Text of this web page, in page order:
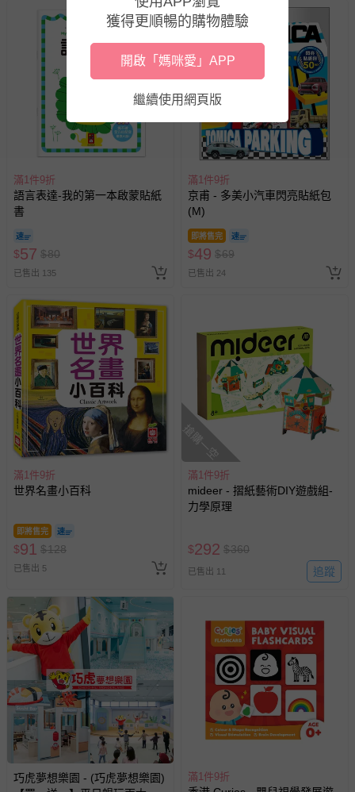
滿1件9折
語言表達-我的第一本啟蒙貼紙
書
$57 $80
已售出 135
滿1件9折
京甫 - 多美小汽車閃亮貼紙包
(M)
即將售完
$49 $69
已售出 24
滿1件9折
世界名畫小百科
即將售完
$91 $128
已售出 5
搶購一空
滿1件9折
mideer - 摺紙藝術DIY遊戲組-
力學原理
$292 $360
已售出 11 追蹤
巧虎夢想樂園 - (巧虎夢想樂園)
滿1件9折
獲得更順暢的購物體驗
開啟「媽咪愛」APP
繼續使用網頁版